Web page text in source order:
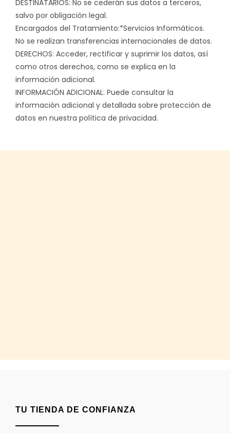
DESTINATARIOS: No se cederán sus datos a terceros,
salvo por obligación legal.
Encargados del Tratamiento:*Servicios Informáticos.
No se realizan transferencias internacionales de datos.
DERECHOS: Acceder, rectificar y suprimir los datos, así
como otros derechos, como se explica en la
información adicional.
INFORMACIÓN ADICIONAL: Puede consultar la
información adicional y detallada sobre protección de
datos en nuestra política de privacidad.
TU TIENDA DE CONFIANZA